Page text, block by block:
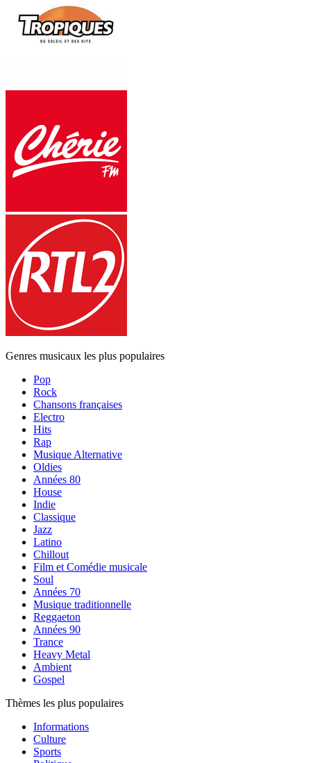
Genres musicaux les plus populaires
Pop
Rock
Chansons françaises
Electro
Hits
Rap
Musique Alternative
Oldies
Années 80
House
Indie
Classique
Jazz
Latino
Chillout
Film et Comédie musicale
Soul
Années 70
Musique traditionnelle
Reggaeton
Années 90
Trance
Heavy Metal
Ambient
Gospel
Thèmes les plus populaires
Informations
Culture
Sports